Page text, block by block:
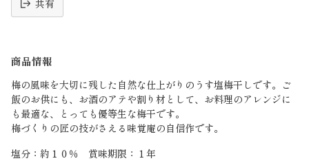
共有
み
込
み
中
商品情報
梅の風味を大切に残した自然な仕上がりのうす塩梅干しです。 ご
飯のお供にも、お酒のアテや割り材として、 お料理のアレンジに
も最適な、とっても優等生な梅干です。
梅づくりの匠の技がさえる味覚庵の自信作です。
塩分：約１０％ 賞味期限：１年